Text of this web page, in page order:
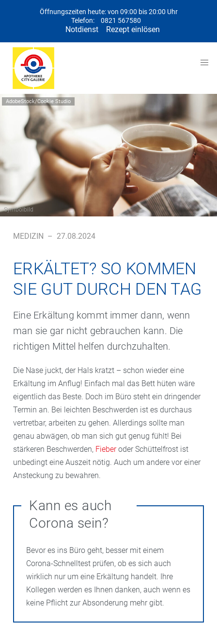
Öffnungszeiten heute: von 09:00 bis 20:00 Uhr
Telefon:
0821 567580
Notdienst Rezept einlösen
AdobeStock/Cookie Studio
Symbolbild
MEDIZIN – 27.08.2024
ERKÄLTET? SO KOMMEN
SIE GUT DURCH DEN TAG
Eine Erkältung kommt immer dann, wenn
man sie gar nicht gebrauchen kann. Die
richtigen Mittel helfen durchzuhalten.
Die Nase juckt, der Hals kratzt – schon wieder eine
Erkältung im Anflug! Einfach mal das Bett hüten wäre
eigentlich das Beste. Doch im Büro steht ein dringender
Termin an. Bei leichten Beschwerden ist es durchaus
vertretbar, arbeiten zu gehen. Allerdings sollte man
genau abwägen, ob man sich gut genug fühlt! Bei
stärkeren Beschwerden, Fieberoder Schüttelfrost ist
unbedingt eine Auszeit nötig. Auch um andere vor einer
Ansteckung zu bewahren.
Kann es auch
Corona sein?
Bevor es ins Büro geht, besser mit einem
Corona-Schnelltest prüfen, ob es sich auch
wirklich nur um eine Erkältung handelt. Ihre
Kollegen werden es Ihnen danken, auch wenn es
keine Pflicht zur Absonderung mehr gibt.